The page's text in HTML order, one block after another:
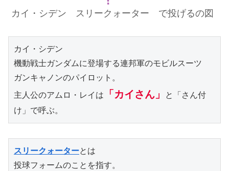
カイ・シデン スリークォーター で投げるの図
カイ・シデン
機動戦士ガンダムに登場する連邦軍のモビルスーツ
ガンキャノンのパイロット。
主人公のアムロ・レイは
「カイさん」
と「さん付
け」で呼ぶ。
スリークォーターとは
投球フォームのことを指す。